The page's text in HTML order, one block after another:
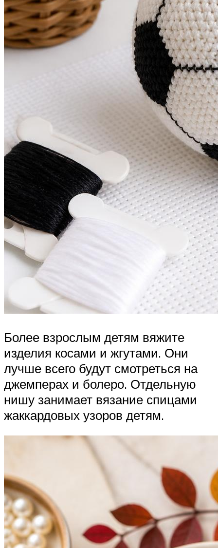
Более взрослым детям вяжите
изделия косами и жгутами. Они
лучше всего будут смотреться на
джемперах и болеро. Отдельную
нишу занимает вязание спицами
жаккардовых узоров детям.